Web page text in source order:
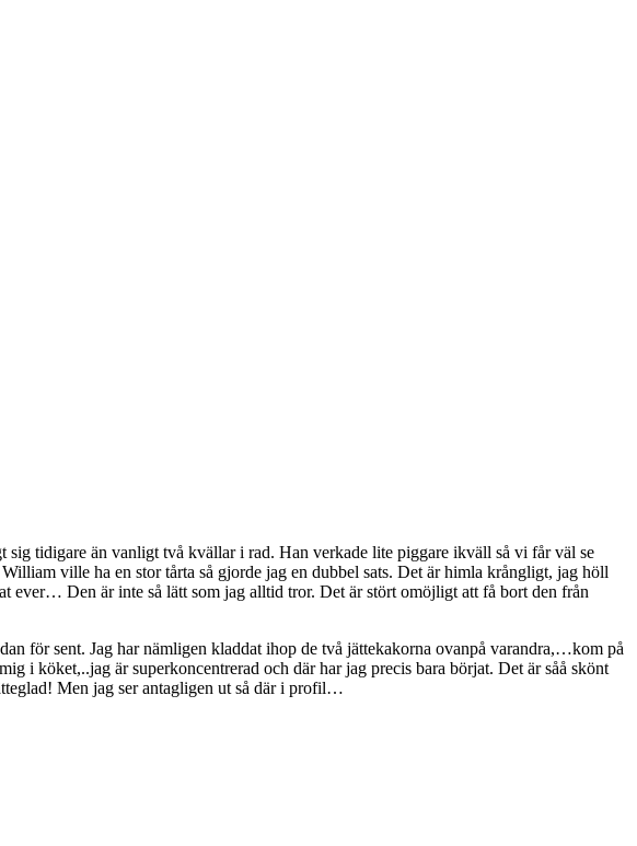
tidigare än vanligt två kvällar i rad. Han verkade lite piggare ikväll så vi får väl se
ville ha en stor tårta så gjorde jag en dubbel sats. Det är himla krångligt, jag höll
ever… Den är inte så lätt som jag alltid tror. Det är stört omöjligt att få bort den från
för sent. Jag har nämligen kladdat ihop de två jättekakorna ovanpå varandra,…kom på
i köket,..jag är superkoncentrerad och där har jag precis bara börjat. Det är såå skönt
Men jag ser antagligen ut så där i profil…